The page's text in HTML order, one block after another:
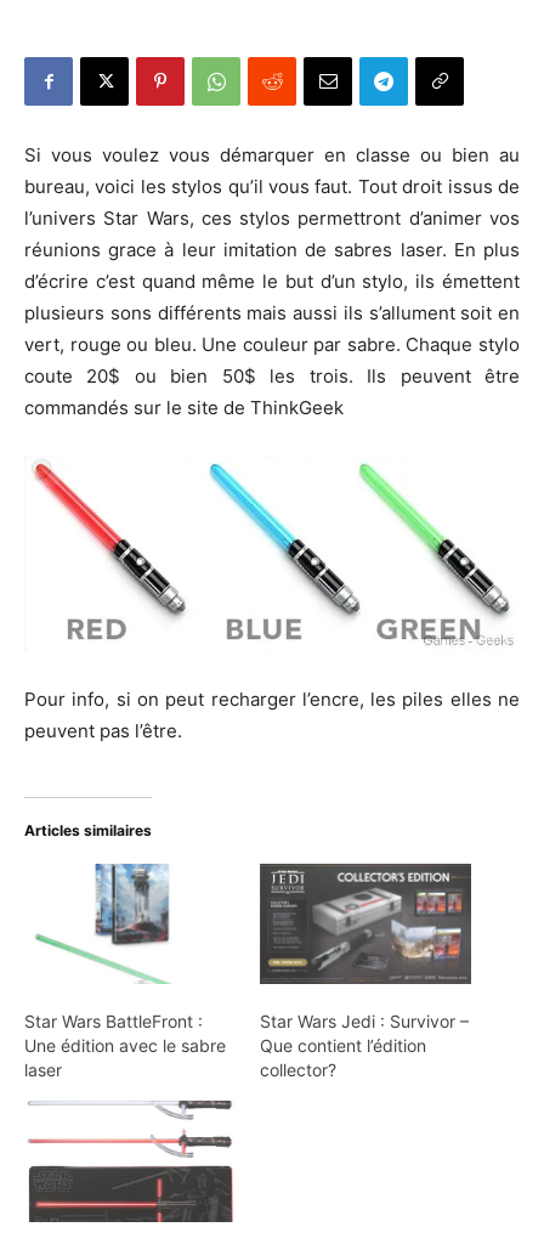
Si vous voulez vous démarquer en classe ou bien au
bureau, voici les stylos qu’il vous faut. Tout droit issus de
l’univers Star Wars, ces stylos permettront d’animer vos
réunions grace à leur imitation de sabres laser. En plus
d’écrire c’est quand même le but d’un stylo, ils émettent
plusieurs sons différents mais aussi ils s’allument soit en
vert, rouge ou bleu. Une couleur par sabre. Chaque stylo
coute 20$ ou bien 50$ les trois. Ils peuvent être
commandés sur le site de ThinkGeek
Pour info, si on peut recharger l’encre, les piles elles ne
peuvent pas l’être.
Articles similaires
Star Wars BattleFront :
Une édition avec le sabre
laser
Star Wars Jedi : Survivor –
Que contient l’édition
collector?